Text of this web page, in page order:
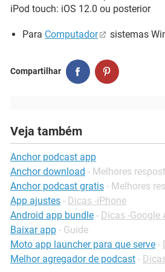
iPod touch: iOS 12.0 ou posterior
Para Computador sistemas
Compartilhar
Veja também
Anchor podcast app
Anchor download - Melhores
Anchor podcast gratis - Melhores
App ajustes - Dicas -iPhone
Android app bundle - Dicas -Google
Baixar app - Guide
Moto app launcher para que serve -
Melhor agregador de podcast -